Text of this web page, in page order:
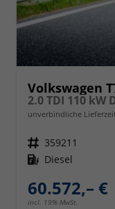
Volkswagen
unverbindliche
Fahrzeugnr. 359211
Kraftstoff Diesel
60.572,– €
incl. 19% MwSt.